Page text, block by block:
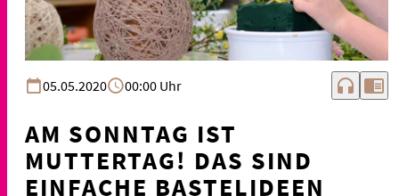
05.05.2020 00:00 Uhr headphones chrome_reader_mode
AM SONNTAG IST
MUTTERTAG! DAS SIND
EINFACHE BASTELIDEEN